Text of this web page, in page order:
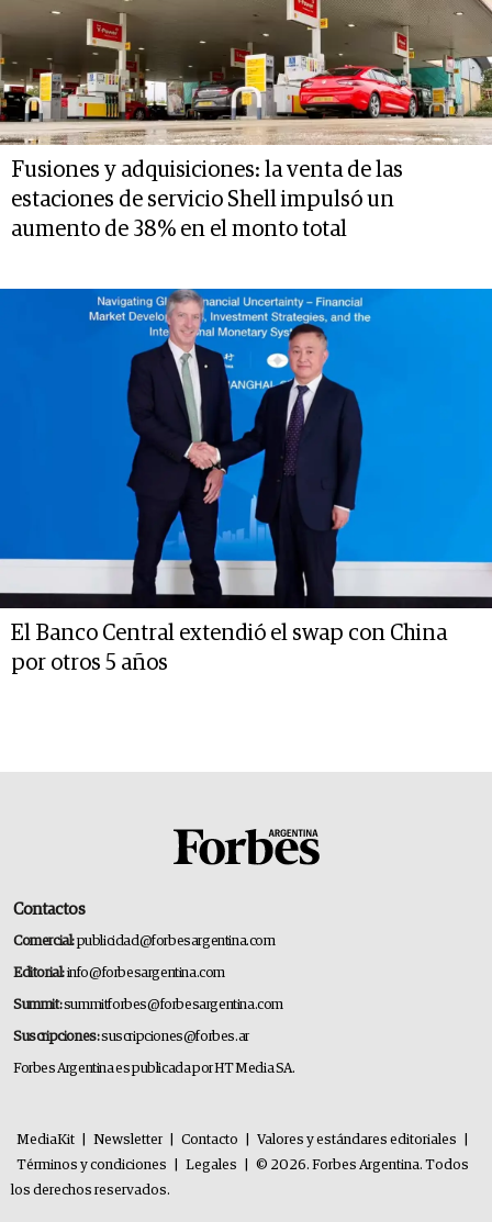
Fusiones y adquisiciones: la venta de las
estaciones de servicio Shell impulsó un
aumento de 38% en el monto total
El Banco Central extendió el swap con China
por otros 5 años
Contactos
Comercial:publicidad@forbesargentina.com
Editorial:info@forbesargentina.com
Summit:summitforbes@forbesargentina.com
Suscripciones:suscripciones@forbes.ar
Forbes Argentina es publicada por HT Media SA.
MediaKit Newsletter Contacto Valores y estándares editoriales
Términos y condiciones
Legales
© 2026. Forbes Argentina. Todos
los derechos reservados.